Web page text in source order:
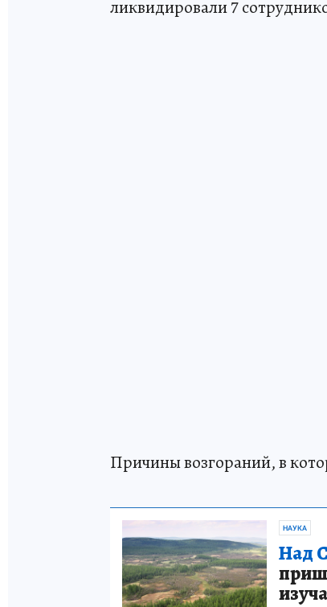
ликвидировали 7
Причины возгораний, в
НАУКА
Над